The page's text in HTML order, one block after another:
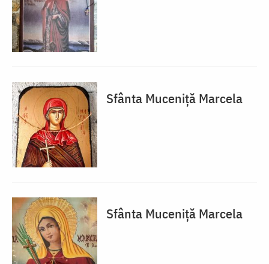
Sfânta Muceniță Marcela
Sfânta Muceniță Marcela